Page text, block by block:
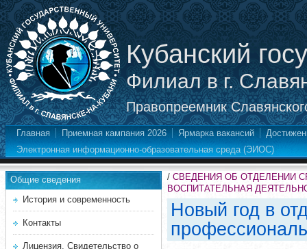
Кубанский
Филиал в г.
Правопреемник
Главная Приемная кампания 2026 Ярмарка вакансий
Электронная информационно-образовательная среда (ЭИОС)
Общие сведения
История и современность
Контакты
Лицензия, Свидетельство о
/ СВЕДЕНИЯ ОБ ОТДЕЛЕНИИ
ВОСПИТАТЕЛЬНАЯ
Новый год в